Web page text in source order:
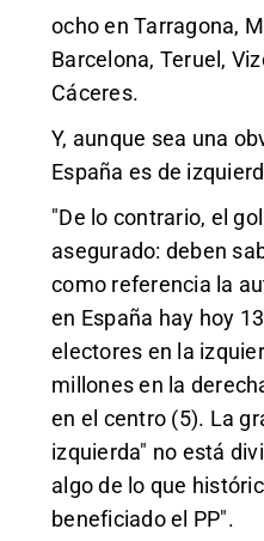
ocho en Tarragona,
Barcelona, Teruel,
Cáceres.
Y, aunque sea una
España es de
"De lo contrario, el
asegurado: deben
como referencia la
en España hay hoy
electores en la
millones en la
en el centro (5). La
izquierda" no está
algo de lo que
beneficiado el PP".